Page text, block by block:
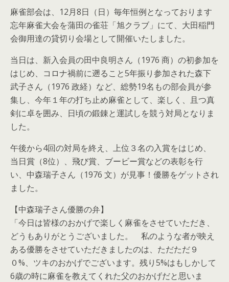
麻雀部会は、12月8日（日）毎年恒例となっております
忘年麻雀大会を蒲田の雀荘「旭クラブ」にて、大田稲門
会御用達の貸切り会場として開催いたしました。
当日は、新入会員の田中良明さん（1976 商）の初参加を
はじめ、コロナ禍前に遡ること5年振り参加された森下
武子さん（1976 政経）など、総勢19名もの部会員が参
集し、今年１年の打ち止め麻雀として、楽しく、且つ真
剣に卓を囲み、日頃の鍛錬と運試しを競う対局となりま
した。
午後から4回の対局を終え、上位３名の入賞をはじめ、
当日賞（8位）、飛び賞、ブービー賞などの表彰を行
い、中森瑞子さん（1976 文）が見事！優勝をゲットされ
ました。
【中森瑞子さん優勝の弁】
「今日は皆様のおかげで楽しく麻雀をさせていただき、
どうもありがとうございました。 私のような者が映え
ある優勝をさせていただきましたのは、ただただ９
０%、ツキのおかげでございます。残り5%はもしかして
6歳の時に麻雀を教えてくれた父のおかげだと思いま